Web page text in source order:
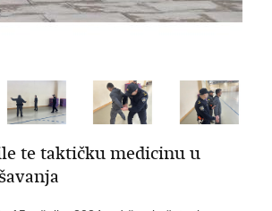
te taktičku medicinu u